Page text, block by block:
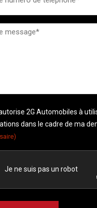
2G Automobiles à
dans le cadre de ma